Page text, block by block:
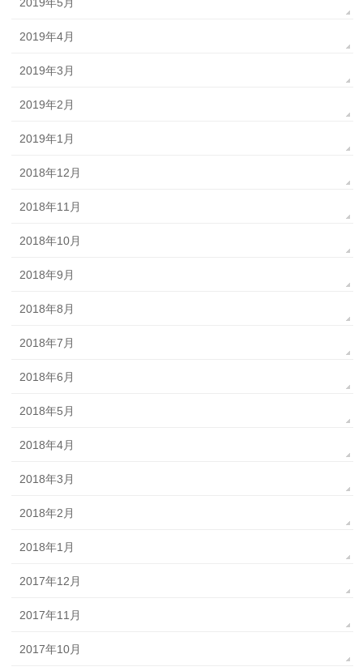
2019年4月
2019年3月
2019年2月
2019年1月
2018年12月
2018年11月
2018年10月
2018年9月
2018年8月
2018年7月
2018年6月
2018年5月
2018年4月
2018年3月
2018年2月
2018年1月
2017年12月
2017年11月
2017年10月